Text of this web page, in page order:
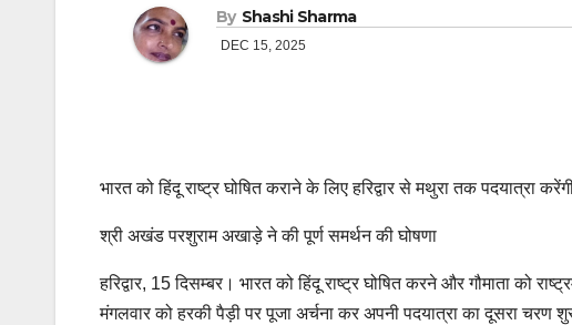
By Shashi Sharma
DEC 15, 2025
भारत को हिंदू राष्ट्र घोषित कराने के लिए हरिद्वार से मथुरा तक पदयात्रा
श्री अखंड परशुराम अखाड़े ने की पूर्ण समर्थन की घोषणा
हरिद्वार, 15 दिसम्बर। भारत को हिंदू राष्ट्र घोषित करने और गौमाता को
मंगलवार को हरकी पैड़ी पर पूजा अर्चना कर अपनी पदयात्रा का दूसरा